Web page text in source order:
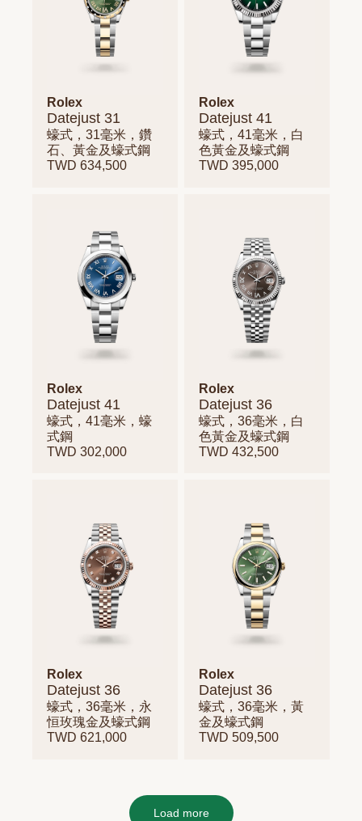
Rolex
Datejust 31
蠔式，31毫米，鑽
石、黃金及蠔式鋼
TWD 634,500
Rolex
Datejust 41
蠔式，41毫米，白
色黃金及蠔式鋼
TWD 395,000
Rolex
Datejust 41
蠔式，41毫米，蠔
式鋼
TWD 302,000
Rolex
Datejust 36
蠔式，36毫米，白
色黃金及蠔式鋼
TWD 432,500
Rolex
Datejust 36
蠔式，36毫米，永
恒玫瑰金及蠔式鋼
TWD 621,000
Rolex
Datejust 36
蠔式，36毫米，黃
金及蠔式鋼
TWD 509,500
Load more